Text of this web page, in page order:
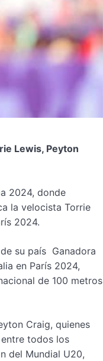
Lewis, Peyton
2024, donde
la velocista Torrie
2024.
su país Ganadora
en París 2024,
de 100 metros
Craig, quienes
todos los
del Mundial U20,